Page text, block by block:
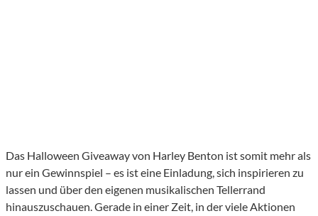
Das Halloween Giveaway von Harley Benton ist somit mehr als
nur ein Gewinnspiel – es ist eine Einladung, sich inspirieren zu
lassen und über den eigenen musikalischen Tellerrand
hinauszuschauen. Gerade in einer Zeit, in der viele Aktionen